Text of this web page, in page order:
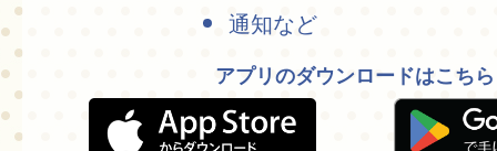
通知など
アプリのダウンロードはこちら